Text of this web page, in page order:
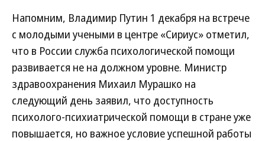
Напомним, Владимир Путин 1 декабря на встрече
с молодыми учеными в центре «Сириус» отметил,
что в России служба психологической помощи
развивается не на должном уровне. Министр
здравоохранения Михаил Мурашко на
следующий день заявил, что доступность
психолого-психиатрической помощи в стране уже
повышается, но важное условие успешной работы